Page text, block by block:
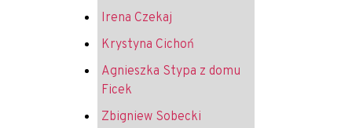
Irena Czekaj
Krystyna Cichoń
Agnieszka Stypa z domu
Ficek
Zbigniew Sobecki